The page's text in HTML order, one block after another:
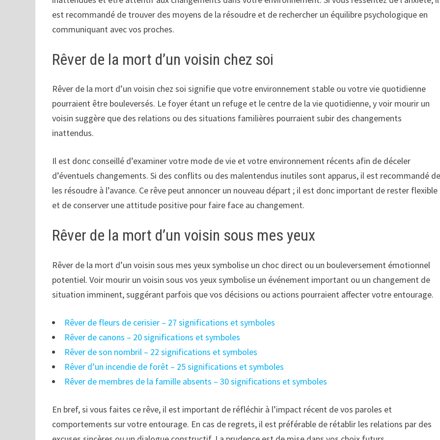
est recommandé de trouver des moyens de la résoudre et de rechercher un équilibre psychologique en
communiquant avec vos proches.
Rêver de la mort d’un voisin chez soi
Rêver de la mort d’un voisin chez soi signifie que votre environnement stable ou votre vie quotidienne
pourraient être bouleversés. Le foyer étant un refuge et le centre de la vie quotidienne, y voir mourir un
voisin suggère que des relations ou des situations familières pourraient subir des changements
inattendus.
Il est donc conseillé d’examiner votre mode de vie et votre environnement récents afin de déceler
d’éventuels changements. Si des conflits ou des malentendus inutiles sont apparus, il est recommandé
les résoudre à l’avance. Ce rêve peut annoncer un nouveau départ ; il est donc important de rester flexible
et de conserver une attitude positive pour faire face au changement.
Rêver de la mort d’un voisin sous mes yeux
Rêver de la mort d’un voisin sous mes yeux symbolise un choc direct ou un bouleversement émotionnel
potentiel. Voir mourir un voisin sous vos yeux symbolise un événement important ou un changement de
situation imminent, suggérant parfois que vos décisions ou actions pourraient affecter votre entourage.
Rêver de fleurs de cerisier – 27 significations et symboles
Rêver de canons – 20 significations et symboles
Rêver de son nombril – 22 significations et symboles
Rêver d’un incendie de forêt – 25 significations et symboles
Rêver de membres de la famille absents – 30 significations et symboles
En bref, si vous faites ce rêve, il est important de réfléchir à l’impact récent de vos paroles et
comportements sur votre entourage. En cas de regrets, il est préférable de rétablir les relations par des